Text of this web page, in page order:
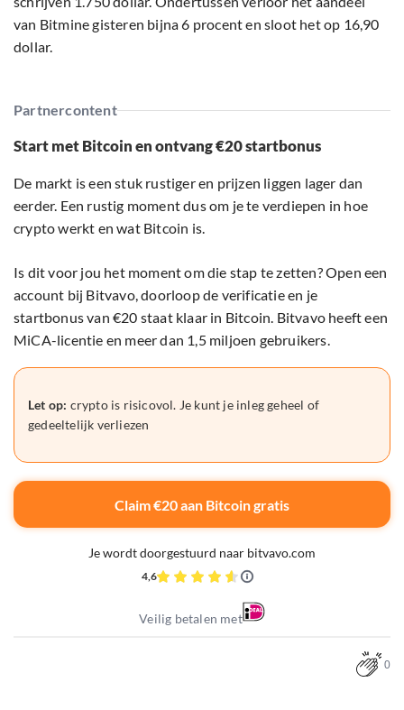
van Bitmine gisteren bijna 6 procent en sloot het op 16,90
dollar.
Partnercontent
Start met Bitcoin en ontvang €20 startbonus
De markt is een stuk rustiger en prijzen liggen lager dan
eerder. Een rustig moment dus om je te verdiepen in hoe
crypto werkt en wat Bitcoin is.
Is dit voor jou het moment om die stap te zetten? Open een
account bij Bitvavo, doorloop de verificatie en je
startbonus van €20 staat klaar in Bitcoin. Bitvavo heeft een
MiCA-licentie en meer dan 1,5 miljoen gebruikers.
Let op: crypto is risicovol. Je kunt je inleg geheel of
gedeeltelijk verliezen
Claim €20 aan Bitcoin gratis
Je wordt doorgestuurd naar bitvavo.com
4,6
Veilig betalen met
0